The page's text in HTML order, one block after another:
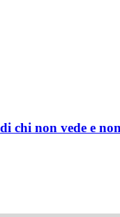
chi non vede e